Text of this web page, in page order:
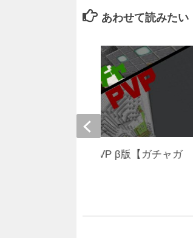
あわせて読みたい
【ver.1.12.2】ガチャPVP β版【ガチャガ